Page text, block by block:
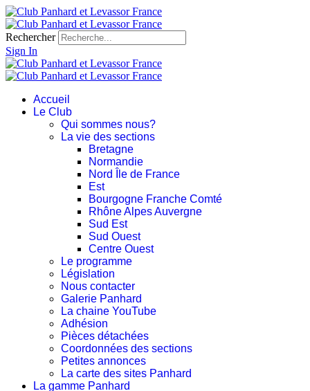
Rechercher
Sign In
Accueil
Le Club
Qui sommes nous?
La vie des sections
Bretagne
Normandie
Nord Île de France
Est
Bourgogne Franche Comté
Rhône Alpes Auvergne
Sud Est
Sud Ouest
Centre Ouest
Le programme
Législation
Nous contacter
Galerie Panhard
La chaine YouTube
Adhésion
Pièces détachées
Coordonnées des sections
Petites annonces
La carte des sites Panhard
La gamme Panhard